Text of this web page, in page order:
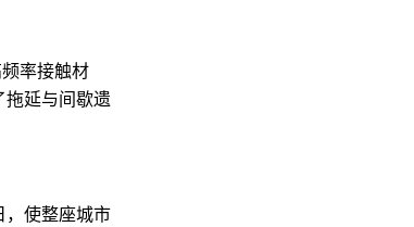
率接触材
拖延与间歇遗
，使整座城市